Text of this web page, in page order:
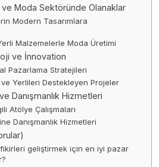
Moda Sektöründe Olanaklar
Modern Tasarımlara
Malzemelerle Moda Üretimi
ve İnnovation
Pazarlama Stratejileri
Yerlileri Destekleyen Projeler
Danışmanlık Hizmetleri
Atölye Çalışmaları
Danışmanlık Hizmetleri
geliştirmek için en iyi pazar